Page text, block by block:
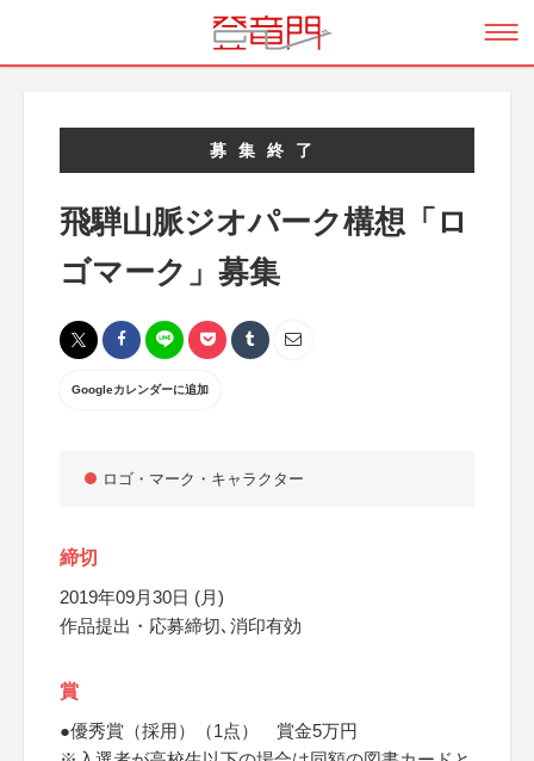
募集終了
飛騨山脈ジオパーク構想「ロ
ゴマーク」募集
Googleカレンダーに追加
ロゴ・マーク・キャラクター
締切
2019年09月30日 (月)
作品提出・応募締切､消印有効
賞
●優秀賞（採用）（1点） 賞金5万円